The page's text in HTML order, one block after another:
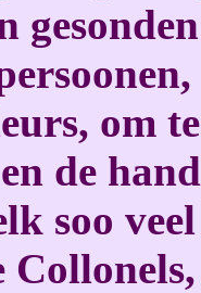
om
de
soo